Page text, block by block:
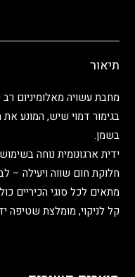
תיאור
בגימור דמוי שיש, המונע
בשמן.
ידית ארגונומית נוחה
חלוקת חום שווה ויעילה –
מתאים לכל סוגי הכיריים
קל לניקוי, מומלצת שטיפה